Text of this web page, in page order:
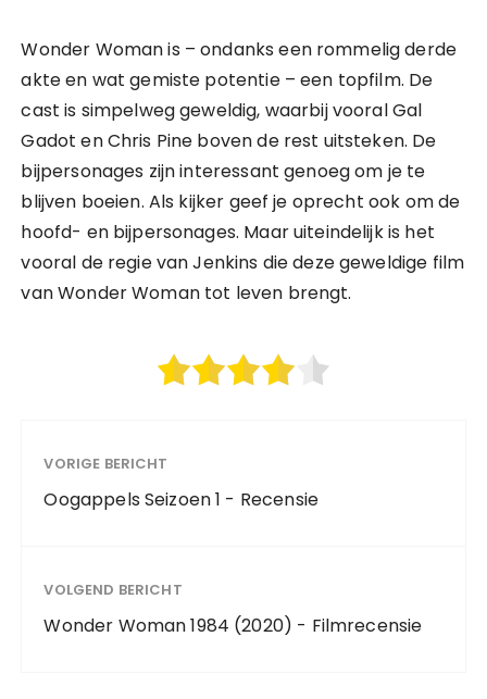
Wonder Woman is – ondanks een rommelig derde
akte en wat gemiste potentie – een topfilm. De
cast is simpelweg geweldig, waarbij vooral Gal
Gadot en Chris Pine boven de rest uitsteken. De
bijpersonages zijn interessant genoeg om je te
blijven boeien. Als kijker geef je oprecht ook om de
hoofd- en bijpersonages. Maar uiteindelijk is het
vooral de regie van Jenkins die deze geweldige film
van Wonder Woman tot leven brengt.
VORIGE BERICHT
Oogappels Seizoen 1 - Recensie
VOLGEND BERICHT
Wonder Woman 1984 (2020) - Filmrecensie